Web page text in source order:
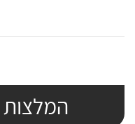
המלצות